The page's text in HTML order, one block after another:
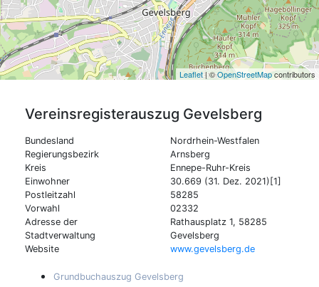
Leaflet| ©OpenStreetMapcontributors
Vereinsregisterauszug Gevelsberg
Bundesland
Nordrhein-Westfalen
Regierungsbezirk
Arnsberg
Kreis
Ennepe-Ruhr-Kreis
Einwohner
30.669 (31. Dez. 2021)[1]
Postleitzahl
58285
Vorwahl
02332
Adresse der
Stadtverwaltung
Rathausplatz 1, 58285
Gevelsberg
Website
www.gevelsberg.de
Grundbuchauszug Gevelsberg